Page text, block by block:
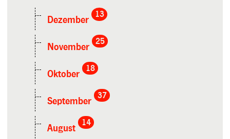
Dezember
13
November
25
Oktober
18
September
37
August
14